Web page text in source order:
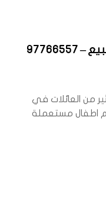
غرفة نوم اطفال مستعملة للبيع – 97766557
من العائلات في
اطفال مستعملة